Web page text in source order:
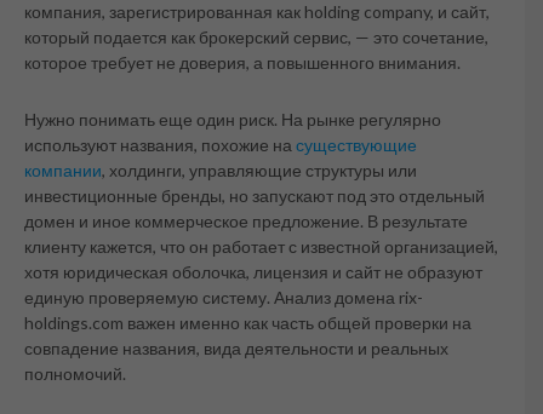
компания, зарегистрированная как holding company, и сайт,
который подается как брокерский сервис, — это сочетание,
которое требует не доверия, а повышенного внимания.
Нужно понимать еще один риск. На рынке регулярно
используют названия, похожие на существующие
компании, холдинги, управляющие структуры или
инвестиционные бренды, но запускают под это отдельный
домен и иное коммерческое предложение. В результате
клиенту кажется, что он работает с известной организацией,
хотя юридическая оболочка, лицензия и сайт не образуют
единую проверяемую систему. Анализ домена rix-
holdings.com важен именно как часть общей проверки на
совпадение названия, вида деятельности и реальных
полномочий.